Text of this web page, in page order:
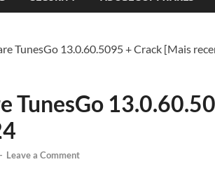
TunesGo 13.0.60.5095 + Crack [Mais
TunesGo
- Leave a Comment